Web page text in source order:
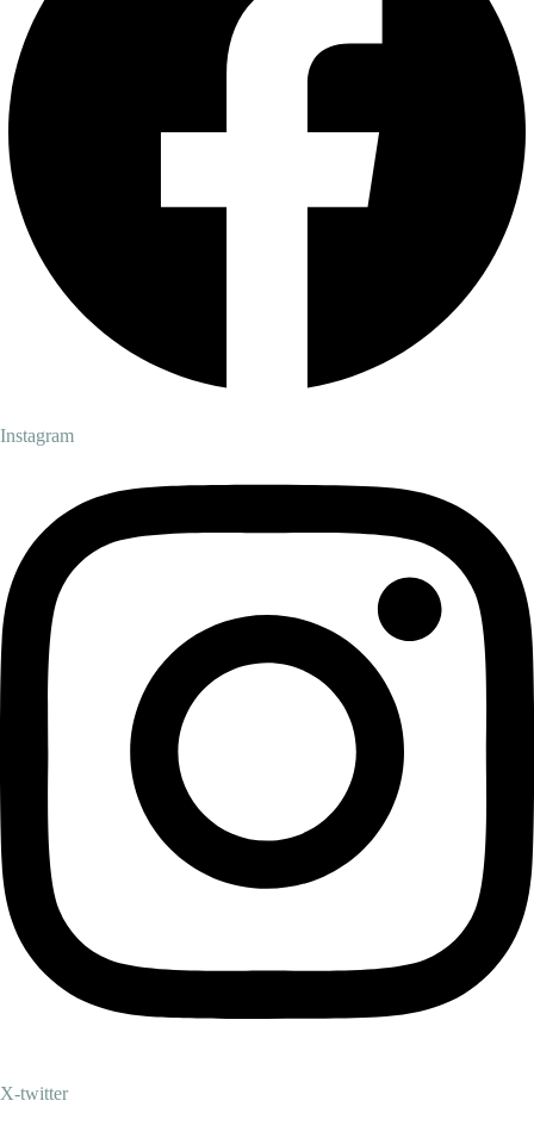
Instagram
X-twitter